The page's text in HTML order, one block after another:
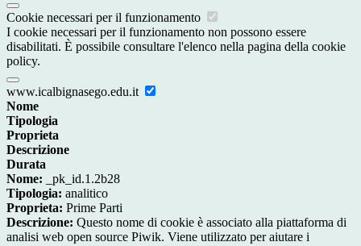
Cookie necessari per il funzionamento
I cookie necessari per il funzionamento non possono essere
disabilitati. È possibile consultare l'elenco nella pagina della cookie
policy.
www.icalbignasego.edu.it
Nome
Tipologia
Proprieta
Descrizione
Durata
Nome: _pk_id.1.2b28
Tipologia: analitico
Proprieta: Prime Parti
Descrizione: Questo nome di cookie è associato alla piattaforma di
analisi web open source Piwik. Viene utilizzato per aiutare i